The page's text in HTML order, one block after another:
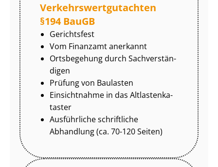
Ver­kehrs­wert­gut­ach­ten
§194 BauGB
Gerichtsfest
Vom Finanzamt anerkannt
Ortsbegehung durch Sach­ver­stän­
di­gen
Prüfung von Baulasten
Einsichtnahme in das Alt­las­ten­ka­
tas­ter
Ausführliche schriftliche
Abhandlung (ca. 70-120 Seiten)